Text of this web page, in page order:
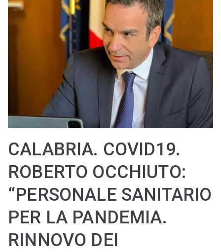
CALABRIA. COVID19.
ROBERTO OCCHIUTO:
“PERSONALE SANITARIO
PER LA PANDEMIA.
RINNOVO DEI